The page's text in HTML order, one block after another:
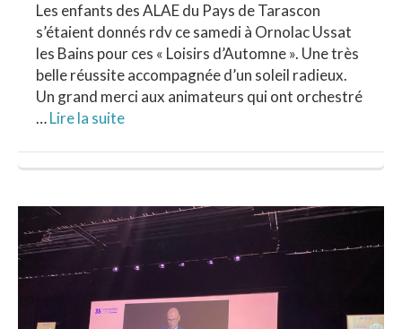
Les enfants des ALAE du Pays de Tarascon
s’étaient donnés rdv ce samedi à Ornolac Ussat
les Bains pour ces « Loisirs d’Automne ». Une très
belle réussite accompagnée d’un soleil radieux.
Un grand merci aux animateurs qui ont orchestré
…Lire la suite